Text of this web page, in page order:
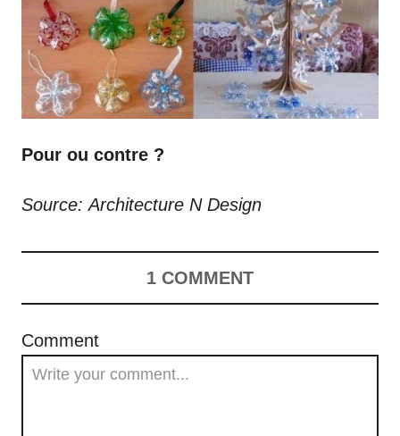
Pour ou contre ?
Source: Architecture N Design
1 COMMENT
Comment